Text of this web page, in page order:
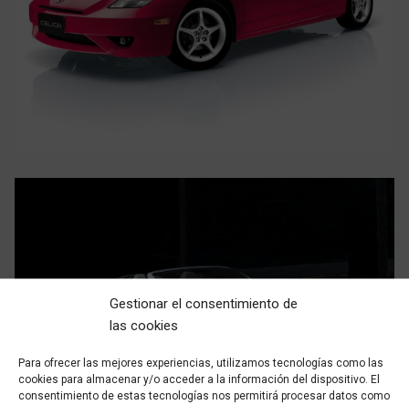
Gestionar el consentimiento de
las cookies
Para ofrecer las mejores experiencias, utilizamos tecnologías como las
cookies para almacenar y/o acceder a la información del dispositivo. El
consentimiento de estas tecnologías nos permitirá procesar datos como
TOYOTA
SED DO EIUSMOD TEMPOR